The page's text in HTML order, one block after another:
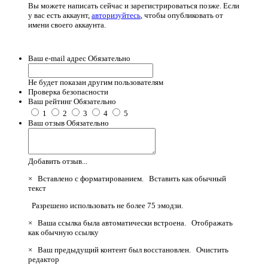
Вы можете написать сейчас и зарегистрироваться позже. Если
у вас есть аккаунт, авторизуйтесь , чтобы опубликовать от
имени своего аккаунта.
Ваш e-mail адрес Обязательно
Не будет показан другим пользователям
Проверка безопасности
Ваш рейтинг Обязательно
1
2 3 4
5
Ваш отзыв Обязательно
Добавить отзыв...
× Вставлено с форматированием. Вставить как обычный
текст
Разрешено использовать не более 75 эмодзи.
× Ваша ссылка была автоматически встроена. Отображать
как обычную ссылку
× Ваш предыдущий контент был восстановлен. Очистить
редактор